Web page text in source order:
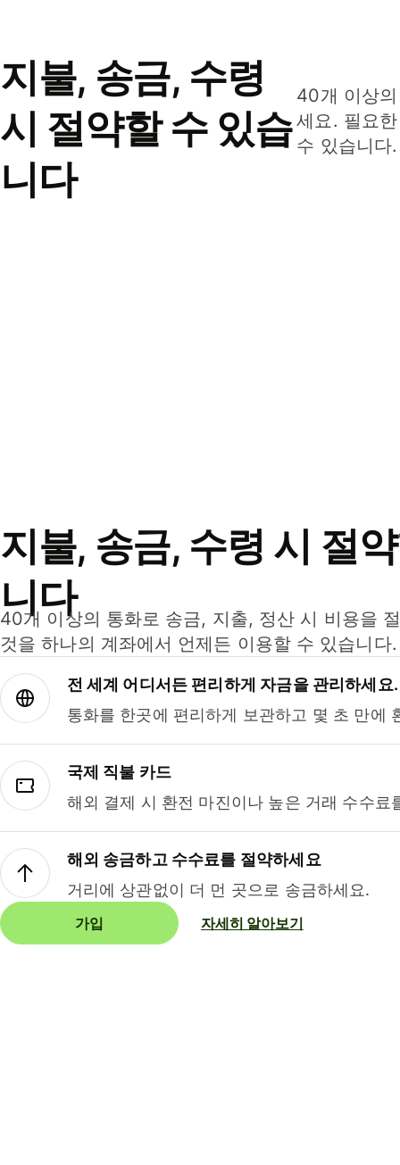
지불, 송금, 수령
시 절약할 수 있습
니다
40개 이상
세요. 필요
수 있습니다.
지불, 송금, 수령 시 절
니다
40개 이상의 통화로 송금, 지출, 정산 시 비용을
것을 하나의 계좌에서 언제든 이용할 수 있습니다.
전 세계 어디서든 편리하게 자금을 관리하세요.
통화를 한곳에 편리하게 보관하고 몇 초 만에
국제 직불 카드
해외 결제 시 환전 마진이나 높은 거래 수수료
해외 송금하고 수수료를 절약하세요
거리에 상관없이 더 먼 곳으로 송금하세요.
가입 자세히 알아보기